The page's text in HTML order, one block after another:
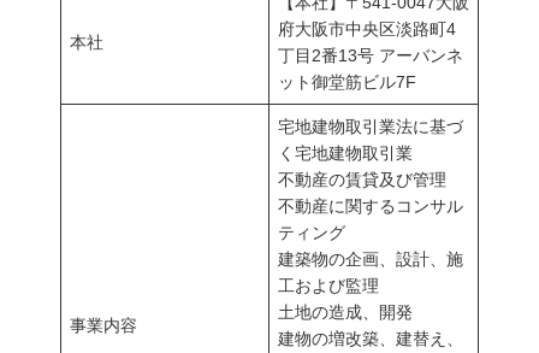
本社
府大阪市中央区淡路町4
丁目2番13号 アーバンネ
ット御堂筋ビル7F
事業内容
宅地建物取引業法に基づ
く宅地建物取引業
不動産の賃貸及び管理
不動産に関するコンサル
ティング
建築物の企画、設計、施
工および監理
土地の造成、開発
建物の増改築、建替え、